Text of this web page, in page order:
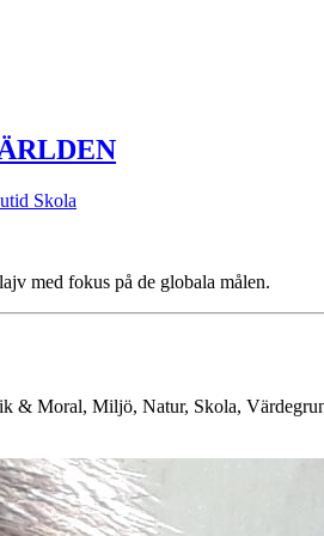
Skola
med fokus på de globala målen.
& Moral, Miljö, Natur, Skola,